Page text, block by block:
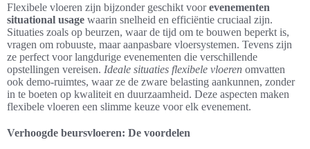
Flexibele vloeren zijn bijzonder geschikt voorevenementen
situational usage waarin snelheid en efficiëntie cruciaal zijn.
Situaties zoals op beurzen, waar de tijd om te bouwen beperkt is,
vragen om robuuste, maar aanpasbare vloersystemen. Tevens zijn
ze perfect voor langdurige evenementen die verschillende
opstellingen vereisen. Ideale situaties flexibele vloeren omvatten
ook demo-ruimtes, waar ze de zware belasting aankunnen, zonder
in te boeten op kwaliteit en duurzaamheid. Deze aspecten maken
flexibele vloeren een slimme keuze voor elk evenement.
Verhoogde beursvloeren: De voordelen